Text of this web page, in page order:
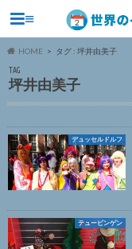
≡
HOME タグ : 坪井由美子
TAG
坪井由美子
デュッセルドルフ
テュービンゲン